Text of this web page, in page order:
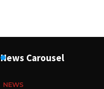
News Carousel
NEWS